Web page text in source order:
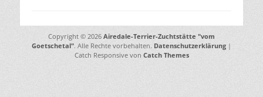
Copyright © 2026 Airedale-Terrier-Zuchtstätte "vom
Goetschetal". Alle Rechte vorbehalten. Datenschutzerklärung |
Catch Responsive von Catch Themes